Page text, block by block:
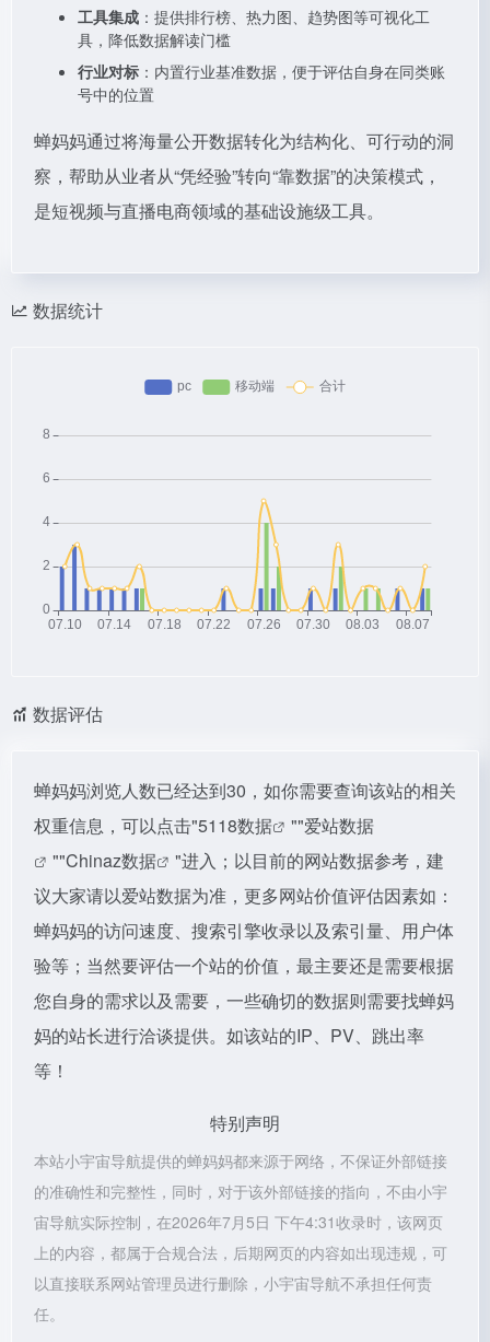
工具集成 ：提供排行榜、热力图、趋势图等可视化工
具，降低数据解读门槛
行业对标 ：内置行业基准数据，便于评估自身在同类账
号中的位置
蝉妈妈通过将海量公开数据转化为结构化、可行动的洞
察，帮助从业者从“凭经验”转向“靠数据”的决策模式，
是短视频与直播电商领域的基础设施级工具。
数据统计
数据评估
蝉妈妈浏览人数已经达到30，如你需要查询该站的相关
权重信息，可以点击"5118数据 ""爱站数据
""Chinaz数据
"进入；以目前的网站数据参考，建
议大家请以爱站数据为准，更多网站价值评估因素如：
蝉妈妈的访问速度、搜索引擎收录以及索引量、用户体
验等；当然要评估一个站的价值，最主要还是需要根据
您自身的需求以及需要，一些确切的数据则需要找蝉妈
妈的站长进行洽谈提供。如该站的IP、PV、跳出率
等！
特别声明
本站小宇宙导航提供的蝉妈妈都来源于网络，不保证外部链接
的准确性和完整性，同时，对于该外部链接的指向，不由小宇
宙导航实际控制，在2026年7月5日 下午4:31收录时，该网页
上的内容，都属于合规合法，后期网页的内容如出现违规，可
以直接联系网站管理员进行删除，小宇宙导航不承担任何责
任。